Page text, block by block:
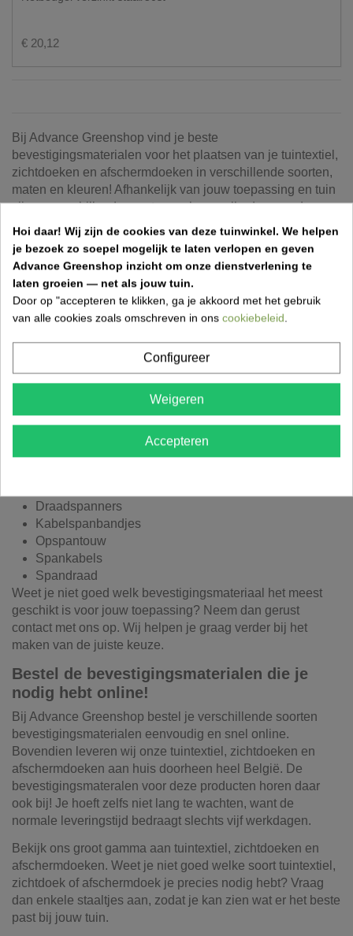
€ 20,12
Bij Advance Greenshop vind je beste
bevestigingsmaterialen voor het plaatsen van je tuintextiel,
zichtdoeken en afschermdoeken in verschillende soorten,
maten en kleuren! Afhankelijk van jouw toepassing en tuin
zijn er verschillende soorten en hoeveelheden van deze
materialen nodig. Kijk in onze webshop voor meer
informatie over de verschillende soorten
plaatsingsbenodigdheden.
Uit welke bevestigingsmaterialen kan ik
kiezen?
bevestigingsmaterialen voor tuintextiel, zichtdoeken en
afschermdoeken. Een groot voordeel van tuintextiel,
zichtdoeken en afschermdoeken: je kan ze makkelijk zelf
plaatsen met behulp van onze bevestigingsmaterialen.
Bij Advance Greenshop kan je de volgende
bevestigingsmaterialen kopen:
Draadspanners
Kabelspanbandjes
Opspantouw
Spankabels
Spandraad
Weet je niet goed welk bevestigingsmateriaal het meest
geschikt is voor jouw toepassing? Neem dan gerust
contact met ons op. Wij helpen je graag verder bij het
maken van de juiste keuze.
Bestel de bevestigingsmaterialen die je
nodig hebt online!
Bij Advance Greenshop bestel je verschillende soorten
bevestigingsmaterialen eenvoudig en snel online.
Bovendien leveren wij onze tuintextiel, zichtdoeken en
afschermdoeken aan huis doorheen heel België. De
bevestigingsmateralen voor deze producten horen daar
ook bij! Je hoeft zelfs niet lang te wachten, want de
normale leveringstijd bedraagt slechts vijf werkdagen.
Bekijk ons groot gamma aan tuintextiel, zichtdoeken en
afschermdoeken. Weet je niet goed welke soort tuintextiel,
zichtdoek of afschermdoek je precies nodig hebt? Vraag
dan enkele staaltjes aan, zodat je kan zien wat er het beste
past bij jouw tuin.
Hoi daar! Wij zijn de cookies van deze tuinwinkel. We helpen
je bezoek zo soepel mogelijk te laten verlopen en geven
Advance Greenshop inzicht om onze dienstverlening te
laten groeien — net als jouw tuin.
Door op "accepteren te klikken, ga je akkoord met het gebruik
van alle cookies zoals omschreven in ons cookiebeleid
Configureer
Weigeren
Accepteren